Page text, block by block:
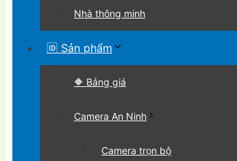
Nhà thông minh
🆔 Sản phẩm
🔶 Bảng giá
Camera An Ninh
Camera trọn bộ